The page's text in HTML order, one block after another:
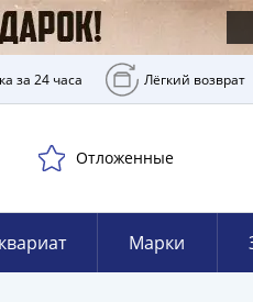
за 24 часа Лёгкий возврат
Отложенные
Марки